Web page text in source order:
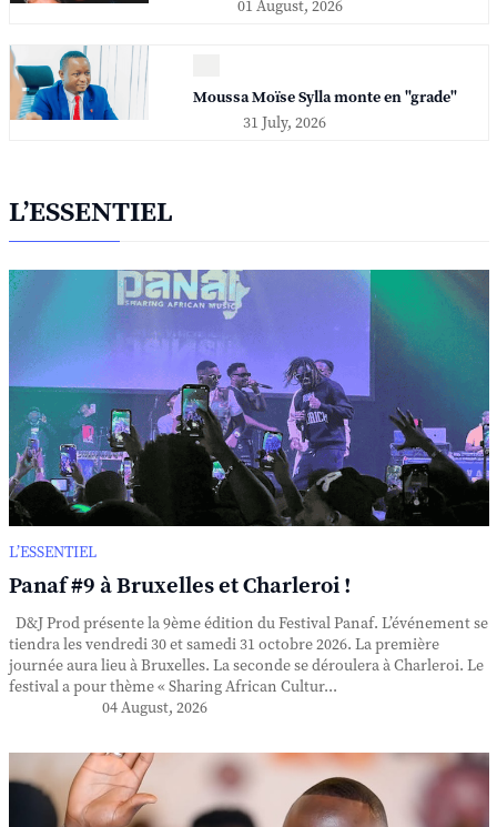
01 August, 2026
Moussa Moïse Sylla monte en "grade"
31 July, 2026
L’ESSENTIEL
L’ESSENTIEL
Panaf #9 à Bruxelles et Charleroi !
D&J Prod présente la 9ème édition du Festival Panaf. L’événement se
tiendra les vendredi 30 et samedi 31 octobre 2026. La première
journée aura lieu à Bruxelles. La seconde se déroulera à Charleroi. Le
festival a pour thème « Sharing African Cultur...
04 August, 2026